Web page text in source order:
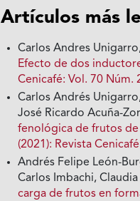
Artículos más
Carlos Andres
Efecto de dos
Cenicafé: Vol. 70 Núm.
Carlos Andrés
José Ricardo Acuña-
fenológica de frutos
(2021): Revista Cenicafé
Andrés Felipe León-
Carlos Imbachi,
carga de frutos en